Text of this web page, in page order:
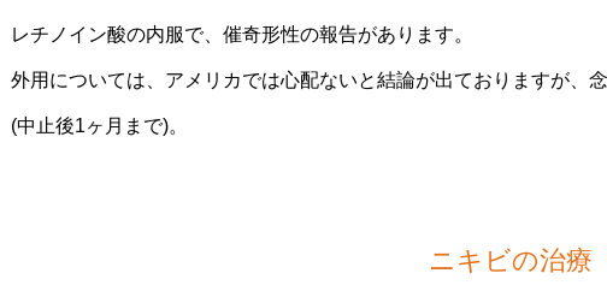
レチノイン酸の内服で、催奇形性の報告があります。
外用については、アメリカでは心配ないと結論が出ておりますが、
(中止後1ヶ月まで)。
ニキビの治療